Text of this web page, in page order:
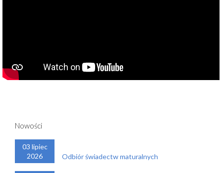
Nowości
03 lipiec
2026
Odbiór świadectw maturalnych